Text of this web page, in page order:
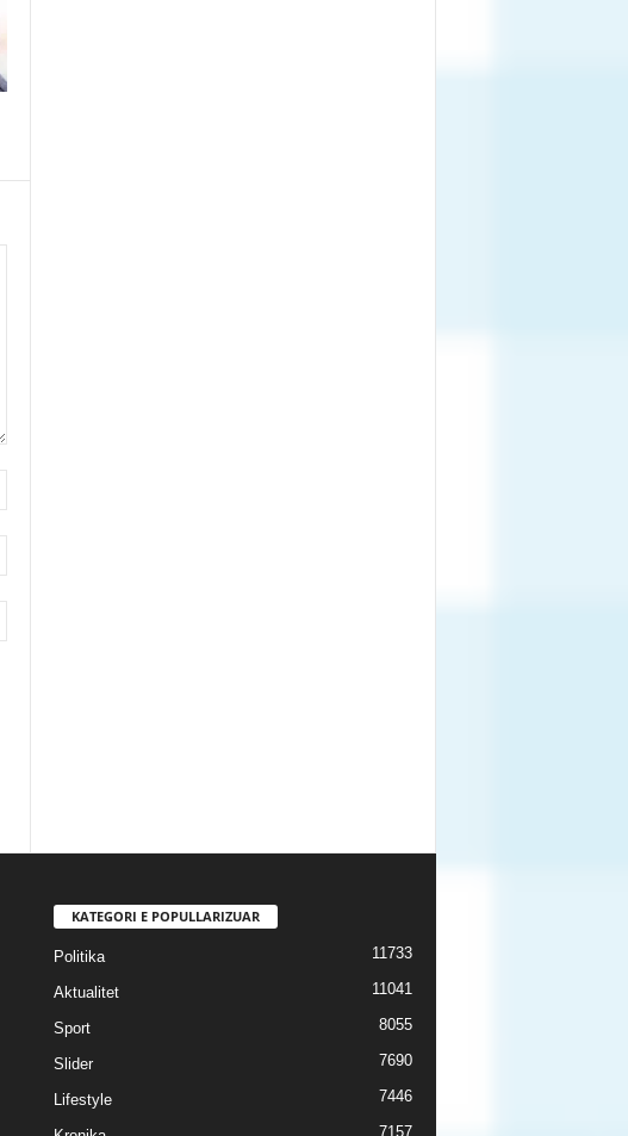
KATEGORI E POPULLARIZUAR
Politika 11733
Aktualitet 11041
Sport 8055
Slider 7690
Lifestyle 7446
7157